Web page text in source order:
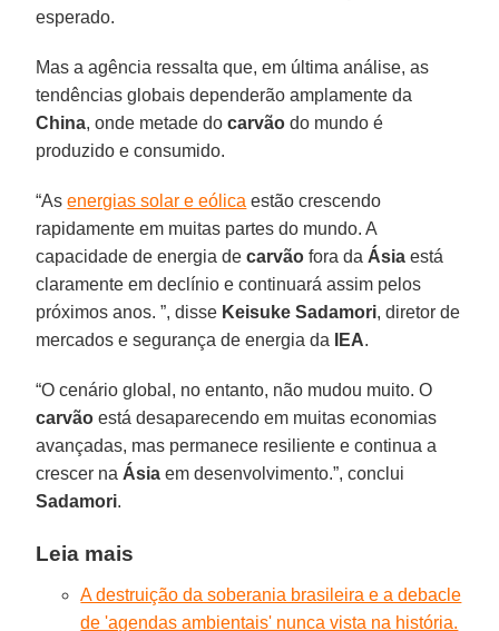
esperado.
Mas a agência ressalta que, em última análise, as
tendências globais dependerão amplamente da
China, onde metade docarvão do mundo é
produzido e consumido.
“Asenergias solar e eólica estão crescendo
rapidamente em muitas partes do mundo. A
capacidade de energia decarvão fora da Ásia está
claramente em declínio e continuará assim pelos
próximos anos. ”, disse Keisuke Sadamori, diretor de
mercados e segurança de energia da
IEA.
“O cenário global, no entanto, não mudou muito. O
carvão está desaparecendo em muitas economias
avançadas, mas permanece resiliente e continua a
crescer na Ásia em desenvolvimento.”, conclui
Sadamori.
Leia mais
A destruição da soberania brasileira e a debacle
de 'agendas ambientais' nunca vista na história.